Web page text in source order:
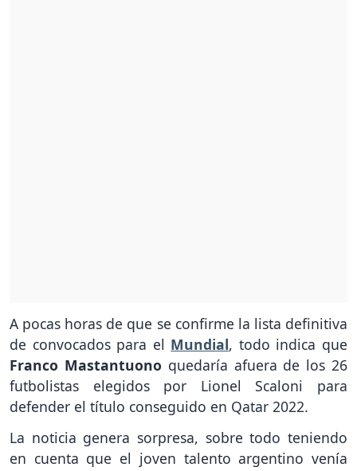
A pocas horas de que se confirme la lista definitiva
de convocados para el Mundial, todo indica que
Franco Mastantuono quedaría afuera de los 26
futbolistas elegidos por Lionel Scaloni para
defender el título conseguido en Qatar 2022.
La noticia genera sorpresa, sobre todo teniendo
en cuenta que el joven talento argentino venía